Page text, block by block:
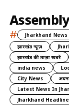
# Jharkhand News
झारखंड न्यूज़
झारखंड की ताज़ा खबरें
india news
City News
Latest News In
Jharkhand